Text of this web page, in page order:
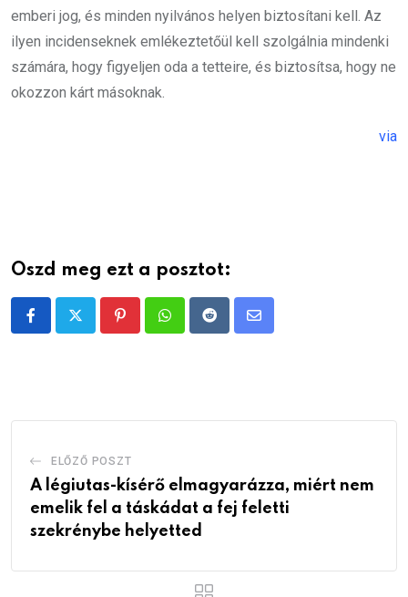
emberi jog, és minden nyilvános helyen biztosítani kell. Az
ilyen incidenseknek emlékeztetőül kell szolgálnia mindenki
számára, hogy figyeljen oda a tetteire, és biztosítsa, hogy ne
okozzon kárt másoknak.
via
Oszd meg ezt a posztot:
PinterestWhatsappRedditShare
ELŐZŐ POSZT
A légiutas-kísérő elmagyarázza, miért nem
emelik fel a táskádat a fej feletti
szekrénybe helyetted